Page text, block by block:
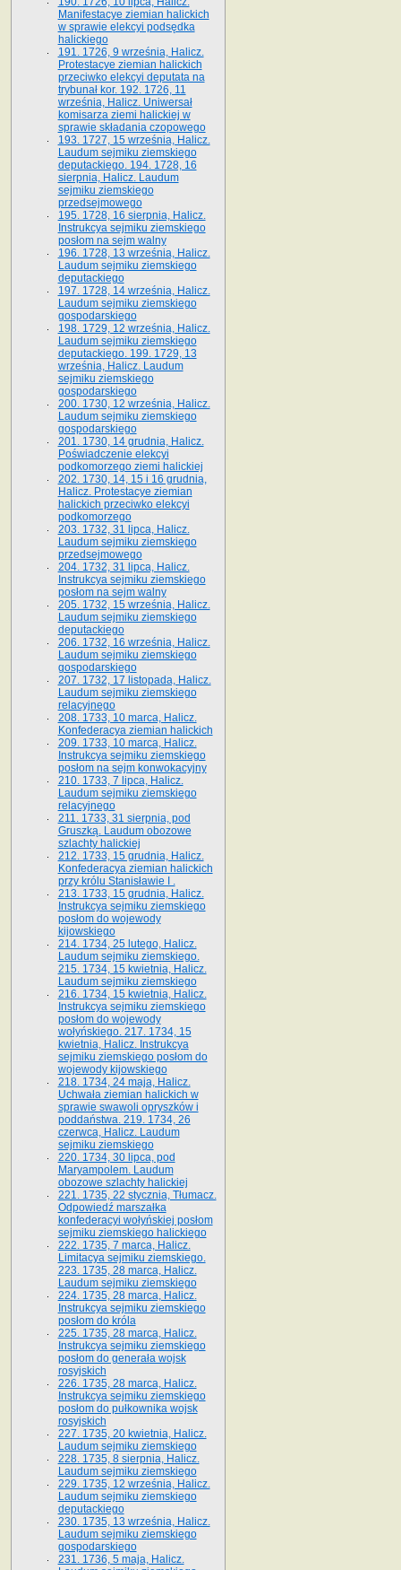
Manifestacye ziemian halickich
w sprawie elekcyi podsędka
halickiego
191. 1726, 9 września, Halicz.
Protestacye ziemian halickich
przeciwko elekcyi deputata na
trybunał kor. 192. 1726, 11
września, Halicz. Uniwersał
komisarza ziemi halickiej w
sprawie składania czopowego
193. 1727, 15 września, Halicz.
Laudum sejmiku ziemskiego
deputackiego. 194. 1728, 16
sierpnia, Halicz. Laudum
sejmiku ziemskiego
przedsejmowego
195. 1728, 16 sierpnia, Halicz.
Instrukcya sejmiku ziemskiego
posłom na sejm walny
196. 1728, 13 września, Halicz.
Laudum sejmiku ziemskiego
deputackiego
197. 1728, 14 września, Halicz.
Laudum sejmiku ziemskiego
gospodarskiego
198. 1729, 12 września, Halicz.
Laudum sejmiku ziemskiego
deputackiego. 199. 1729, 13
września, Halicz. Laudum
sejmiku ziemskiego
gospodarskiego
200. 1730, 12 września, Halicz.
Laudum sejmiku ziemskiego
gospodarskiego
201. 1730, 14 grudnia, Halicz.
Poświadczenie elekcyi
podkomorzego ziemi halickiej
202. 1730, 14, 15 i 16 grudnia,
Halicz. Protestacye ziemian
halickich przeciwko elekcyi
podkomorzego
203. 1732, 31 lipca, Halicz.
Laudum sejmiku ziemskiego
przedsejmowego
204. 1732, 31 lipca, Halicz.
Instrukcya sejmiku ziemskiego
posłom na sejm walny
205. 1732, 15 września, Halicz.
Laudum sejmiku ziemskiego
deputackiego
206. 1732, 16 września, Halicz.
Laudum sejmiku ziemskiego
gospodarskiego
207. 1732, 17 listopada, Halicz.
Laudum sejmiku ziemskiego
relacyjnego
208. 1733, 10 marca, Halicz.
Konfederacya ziemian halickich­
209. 1733, 10 marca, Halicz.
Instrukcya sejmiku ziemskiego
posłom na sejm konwokacyjny
210. 1733, 7 lipca, Halicz.
Laudum sejmiku ziemskiego
relacyjnego
211. 1733, 31 sierpnia, pod
Gruszką. Laudum obozowe
szlachty halickiej
212. 1733, 15 grudnia, Halicz.
Konfederacya ziemian halickich
przy królu Stanisławie I .
213. 1733, 15 grudnia, Halicz.
Instrukcya sejmiku ziemskiego
posłom do wojewody
kijowskiego
214. 1734, 25 lutego, Halicz.
Laudum sejmiku ziemskiego.
215. 1734, 15 kwietnia, Halicz.
Laudum sejmiku ziemskiego
216. 1734, 15 kwietnia, Halicz.
Instrukcya sejmiku ziemskiego
posłom do wojewody
wołyńskiego. 217. 1734, 15
kwietnia, Halicz. Instrukcya
sejmiku ziemskiego posłom do
wojewody kijowskiego
218. 1734, 24 maja, Halicz.
Uchwała ziemian halickich w
sprawie swawoli opryszków i
poddaństwa. 219. 1734, 26
czerwca, Halicz. Laudum
sejmiku ziemskiego
220. 1734, 30 lipca, pod
Maryampolem. Laudum
obozowe szlachty halickiej
221. 1735, 22 stycznia, Tłumacz.
Odpowiedź marszałka
konfederacyi wołyńskiej posłom
sejmiku ziemskiego halickiego
222. 1735, 7 marca, Halicz.
Limitacya sejmiku ziemskiego.
223. 1735, 28 marca, Halicz.
Laudum sejmiku ziemskiego
224. 1735, 28 marca, Halicz.
Instrukcya sejmiku ziemskiego
posłom do króla
225. 1735, 28 marca, Halicz.
Instrukcya sejmiku ziemskiego
posłom do generała wojsk
rosyjskich
226. 1735, 28 marca, Halicz.
Instrukcya sejmiku ziemskiego
posłom do pułkownika wojsk
rosyjskich
227. 1735, 20 kwietnia, Halicz.
Laudum sejmiku ziemskiego
228. 1735, 8 sierpnia, Halicz.
Laudum sejmiku ziemskiego
229. 1735, 12 września, Halicz.
Laudum sejmiku ziemskiego
deputackiego
230. 1735, 13 września, Halicz.
Laudum sejmiku ziemskiego
gospodarskiego
231. 1736, 5 maja, Halicz.